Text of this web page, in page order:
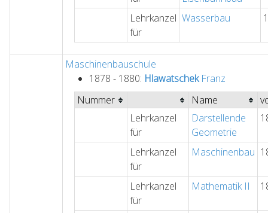
Lehrkanzel
für
Wasserbau
Maschinenbauschule
1878 - 1880: HlawatschekFranz
Nummer
Name
Lehrkanzel
für
Darstellende
Geometrie
Lehrkanzel
für
Maschinenbau
Lehrkanzel
für
Mathematik II